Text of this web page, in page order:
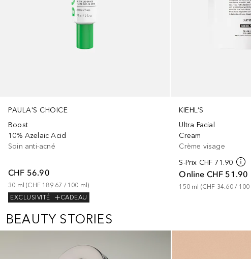
PAULA'S CHOICE
Boost
10% Azelaic Acid
Soin anti-acné
CHF 56.90
30 ml (CHF 189.67 / 100 ml)
EXCLUSIVITÉ
CADEAU
KIEHL’S
Ultra Facial
Cream
Crème visage
S-Prix CHF 71.90
Online CHF 51.90
150 ml (CHF 34.60 / 100
BEAUTY STORIES
Ignorer